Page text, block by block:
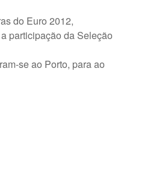
do Euro 2012,
participação da Seleção
se ao Porto, para ao